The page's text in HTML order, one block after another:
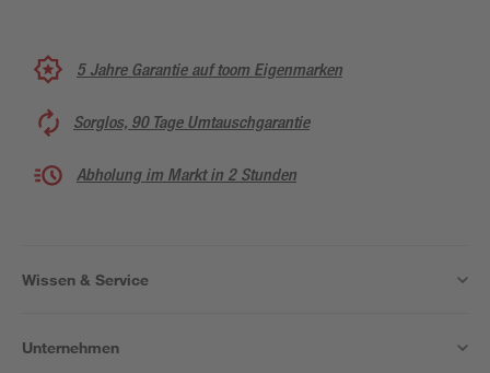
5 Jahre Garantie auf toom Eigenmarken
Sorglos, 90 Tage Umtauschgarantie
Abholung im Markt in 2 Stunden
Wissen & Service
Unternehmen